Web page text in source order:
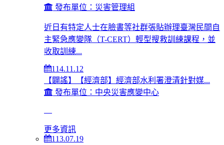
發布單位：災害管理組
近日有特定人士在臉書等社群張貼辦理臺灣民間自
主緊急應變隊（T-CERT）輕型搜救訓練課程，並
收取訓練...
114.11.12
【闢謠】【經濟部】經濟部水利署澄清針對媒...
發布單位：中央災害應變中心
更多資訊
113.07.19